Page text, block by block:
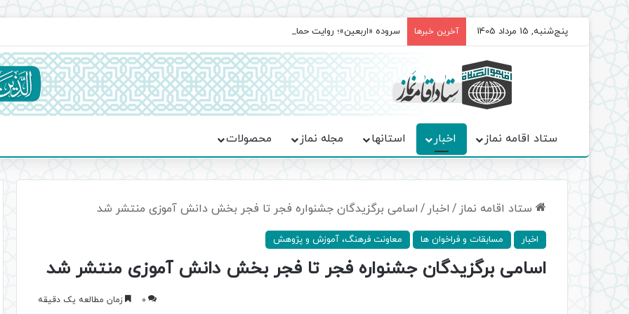
پنج‌شنبه, 15 مرداد 1405 آخرین خبرها سروده‌ «اربعین»؛ روایت حماسه، استقامت و تمدن‌سازی امت اسلامی
ستاد اقامه نماز اخبار استانها مجله نماز محصولات
ستاد اقامه نماز / اخبار / اسامی برگزیدگان جشنواره فجر تا فجر بخش دانش آموزی منتشر شد
اخبار مسابقات و فراخوان ها معاونت فرهنگ، آموزش و پژوهش
اسامی برگزیدگان جشنواره فجر تا فجر بخش دانش آموزی منتشر شد
0 زمان مطالعه یک دقیقه